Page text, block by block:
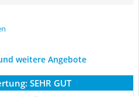
weitere Angebote
SEHR GUT